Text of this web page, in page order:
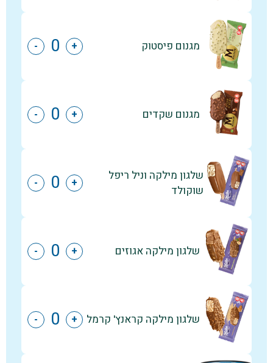
מגנום פיסטוק +
-
מגנום שקדים +
-
שלגון מילקה וניל ריפל
שוקולד
+
-
שלגון מילקה אגוזים +
-
שלגון מילקה קראנץ' קרמל +
-